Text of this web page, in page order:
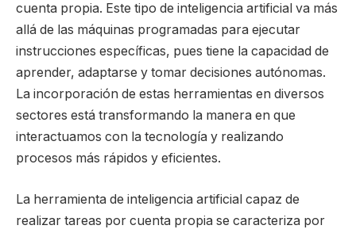
cuenta propia. Este tipo de inteligencia artificial va más
allá de las máquinas programadas para ejecutar
instrucciones específicas, pues tiene la capacidad de
aprender, adaptarse y tomar decisiones autónomas.
La incorporación de estas herramientas en diversos
sectores está transformando la manera en que
interactuamos con la tecnología y realizando
procesos más rápidos y eficientes.
La herramienta de inteligencia artificial capaz de
realizar tareas por cuenta propia se caracteriza por